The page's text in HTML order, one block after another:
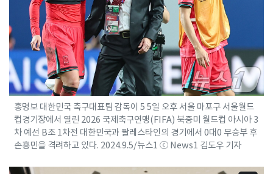
홍명보 대한민국 축구대표팀 감독이 5 5일 오후 서울 마포구 서울월드
컵경기장에서 열린 2026 국제축구연맹(FIFA) 북중미 월드컵 아시아 3
차 예선 B조 1차전 대한민국과 팔레스타인의 경기에서 0대0 무승부 후
손흥민을 격려하고 있다. 2024.9.5/뉴스1 ⓒ News1 김도우 기자